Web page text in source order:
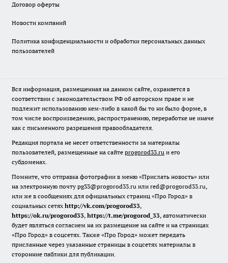
Договор оферты
Новости компаний
Политика конфиденциальности и обработки персональных данных
пользователей
Вся информация, размещенная на данном сайте, охраняется в
соответствии с законодательством РФ об авторском праве и не
подлежит использованию кем-либо в какой бы то ни было форме, в
том числе воспроизведению, распространению, переработке не иначе
как с письменного разрешения правообладателя.
Редакция портала не несет ответственности за материалы
пользователей, размещенные на сайте progorod33.ru и его
субдоменах.
Помните, что отправка фотографии в меню «Прислать новость» или
на электронную почту pg33@progorod33.ru или red@progorod33.ru,
или же в сообщениях для официальных страниц «Про Город» в
социальных сетях http://vk.com/progorod33,
https://ok.ru/progorod33, https://t.me/progorod_33, автоматически
будет являться согласием на их размещение на сайте и на страницах
«Про Город» в соцсетях. Также «Про Город» может передать
присланные через указанные страницы в соцсетях материалы в
сторонние паблики для публикации.